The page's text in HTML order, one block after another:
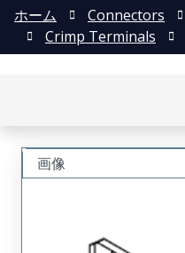
ホーム Connectors
Crimp Terminals
画像